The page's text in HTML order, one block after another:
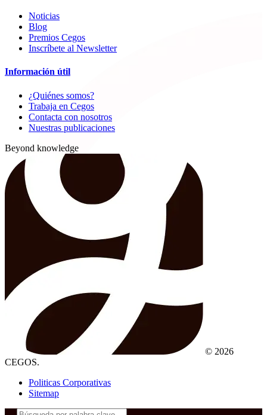
Noticias
Blog
Premios Cegos
Inscríbete al Newsletter
Información útil
¿Quiénes somos?
Trabaja en Cegos
Contacta con nosotros
Nuestras publicaciones
Beyond knowledge
© 2026
CEGOS.
Politicas Corporativas
Sitemap